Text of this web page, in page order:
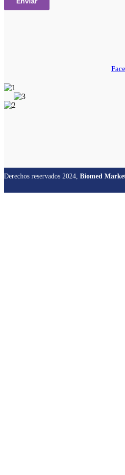
Derechos reservados 2024, Biomed